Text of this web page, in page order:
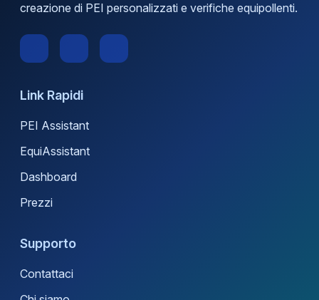
creazione di PEI personalizzati e verifiche equipollenti.
Link Rapidi
PEI Assistant
EquiAssistant
Dashboard
Prezzi
Supporto
Contattaci